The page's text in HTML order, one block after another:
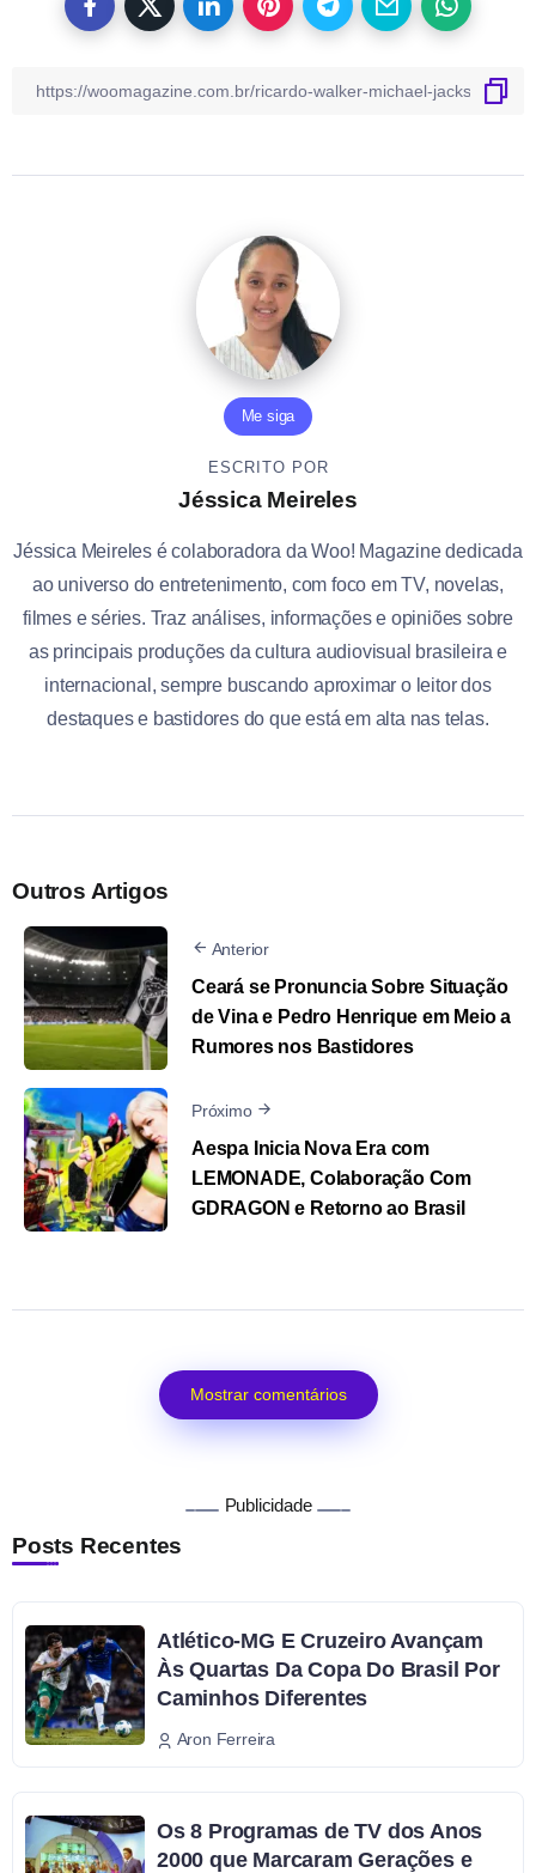
Me siga
ESCRITO POR
Jéssica Meireles
Jéssica Meireles é colaboradora da Woo! Magazine dedicada
ao universo do entretenimento, com foco em TV, novelas,
filmes e séries. Traz análises, informações e opiniões sobre
as principais produções da cultura audiovisual brasileira e
internacional, sempre buscando aproximar o leitor dos
destaques e bastidores do que está em alta nas telas.
Outros Artigos
Anterior
Ceará se Pronuncia Sobre Situação
de Vina e Pedro Henrique em Meio a
Rumores nos Bastidores
Próximo
Aespa Inicia Nova Era com
LEMONADE, Colaboração Com
GDRAGON e Retorno ao Brasil
Mostrar comentários
Publicidade
Posts Recentes
Atlético-MG E Cruzeiro Avançam
Às Quartas Da Copa Do Brasil Por
Caminhos Diferentes
Aron Ferreira
Os 8 Programas de TV dos Anos
2000 que Marcaram Gerações e